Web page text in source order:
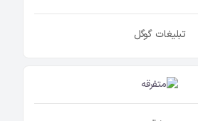
تبلیغات گوگل